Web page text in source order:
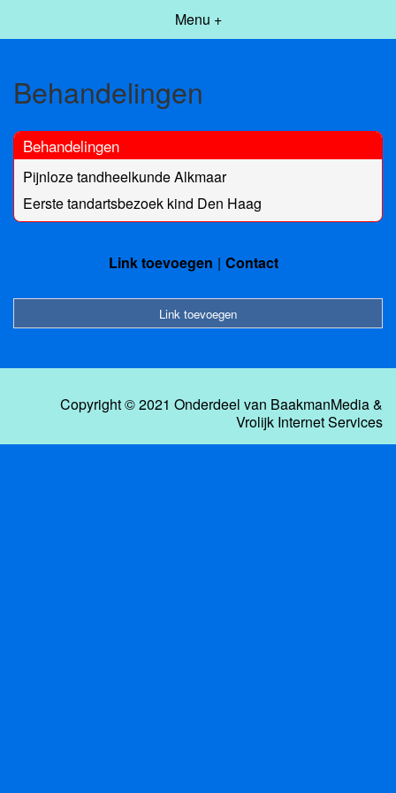
Menu +
Behandelingen
Behandelingen
Pijnloze tandheelkunde Alkmaar
Eerste tandartsbezoek kind Den Haag
Link toevoegen Contact
Link toevoegen
Copyright © 2021 Onderdeel van BaakmanMedia&
Vrolijk Internet Services